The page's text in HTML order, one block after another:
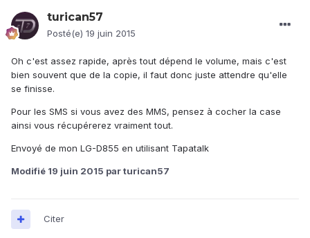
turican57
Posté(e) 19 juin 2015
Oh c'est assez rapide, après tout dépend le volume, mais c'est
bien souvent que de la copie, il faut donc juste attendre qu'elle
se finisse.
Pour les SMS si vous avez des MMS, pensez à cocher la case
ainsi vous récupérerez vraiment tout.
Envoyé de mon LG-D855 en utilisant Tapatalk
Modifié 19 juin 2015 par turican57
Citer